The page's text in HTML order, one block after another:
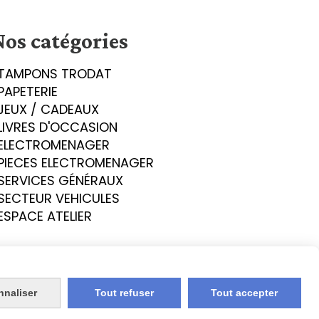
catégories
TRODAT
/ CADEAUX
D'OCCASION
ELECTROMENAGER
GÉNÉRAUX
VEHICULES
ATELIER
Mon Compte Créer un site internet
Tout refuser Tout accepter